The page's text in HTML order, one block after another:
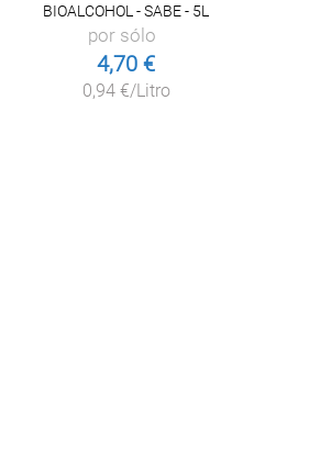
BIOALCOHOL - SABE - 5L
por sólo
4,70 €
0,94 €/Litro